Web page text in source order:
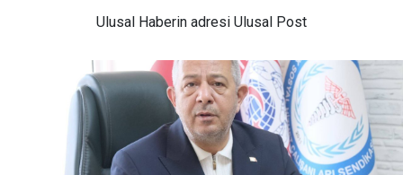
Ulusal Haberin adresi Ulusal Post